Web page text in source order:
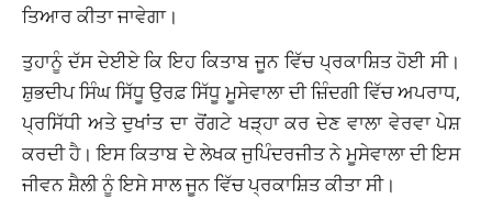
ਤਿਆਰ ਕੀਤਾ ਜਾਵੇਗਾ।
ਤੁਹਾਨੂੰ ਦੱਸ ਦੇਈਏ ਕਿ ਇਹ ਕਿਤਾਬ ਜੂਨ ਵਿੱਚ ਪ੍ਰਕਾਸ਼ਿਤ ਹੋਈ ਸੀ।
ਸ਼ੁਭਦੀਪ ਸਿੰਘ ਸਿੱਧੂ ਉਰਫ਼ ਸਿੱਧੂ ਮੂਸੇਵਾਲਾ ਦੀ ਜ਼ਿੰਦਗੀ ਵਿੱਚ ਅਪਰਾਧ,
ਪ੍ਰਸਿੱਧੀ ਅਤੇ ਦੁਖਾਂਤ ਦਾ ਰੋਂਗਟੇ ਖੜ੍ਹਾ ਕਰ ਦੇਣ ਵਾਲਾ ਵੇਰਵਾ ਪੇਸ਼
ਕਰਦੀ ਹੈ। ਇਸ ਕਿਤਾਬ ਦੇ ਲੇਖਕ ਜੁਪਿੰਦਰਜੀਤ ਨੇ ਮੂਸੇਵਾਲਾ ਦੀ ਇਸ
ਜੀਵਨ ਸ਼ੈਲੀ ਨੂੰ ਇਸੇ ਸਾਲ ਜੂਨ ਵਿੱਚ ਪ੍ਰਕਾਸ਼ਿਤ ਕੀਤਾ ਸੀ।